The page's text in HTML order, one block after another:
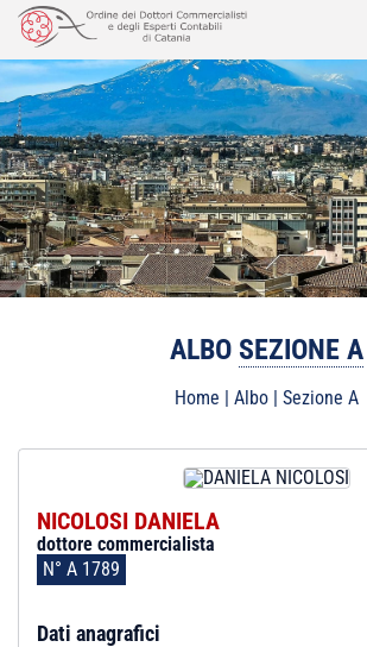
Vai
contenuto
ALBO SEZIONE A
Home | Albo| Sezione A
NICOLOSI DANIELA
dottore commercialista
N° A 1789
Dati anagrafici